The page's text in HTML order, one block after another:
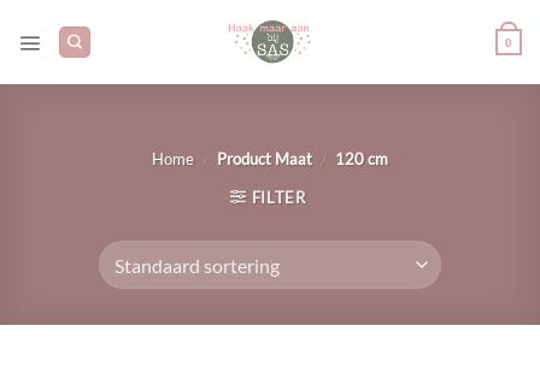
naar
0
Home / Product Maat / 120 cm
FILTER